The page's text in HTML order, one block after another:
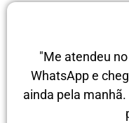
"Me atendeu
WhatsApp e
ainda pela